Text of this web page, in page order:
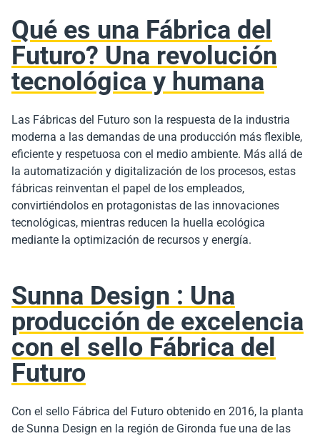
Qué es una Fábrica del
Futuro? Una revolución
tecnológica y humana
Las Fábricas del Futuro son la respuesta de la industria
moderna a las demandas de una producción más flexible,
eficiente y respetuosa con el medio ambiente. Más allá de
la automatización y digitalización de los procesos, estas
fábricas reinventan el papel de los empleados,
convirtiéndolos en protagonistas de las innovaciones
tecnológicas, mientras reducen la huella ecológica
mediante la optimización de recursos y energía.
Sunna Design : Una
producción de excelencia
con el sello Fábrica del
Futuro
Con el sello Fábrica del Futuro obtenido en 2016, la planta
de Sunna Design en la región de Gironda fue una de las